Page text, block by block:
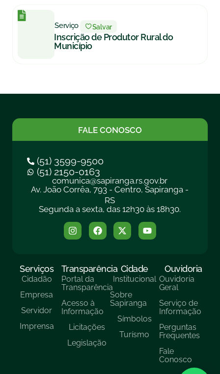
Serviço Salvar
Inscrição de Produtor Rural do
Município
FALE CONOSCO
(51) 3599-9500
(51) 2150-0163
comunica@sapiranga.rs.gov.br
Av. João Corrêa, 793 - Centro, Sapiranga -
RS
Segunda a sexta, das 12h30 às 18h30.
Serviços
Cidadão
Empresa
Servidor
Imprensa
Transparência
Portal da
Transparência
Acesso à
Informação
Licitações
Legislação
Cidade
Institucional
Sobre
Sapiranga
Símbolos
Turísmo
Ouvidoria
Ouvidoria
Geral
Serviço de
Informação
Perguntas
Frequentes
Fale
Conosco